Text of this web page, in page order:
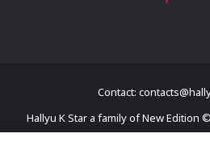
Contact:
Hallyu K Star a family of New Edition